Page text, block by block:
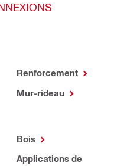
Renforcement
Mur-rideau
Bois
Applications de